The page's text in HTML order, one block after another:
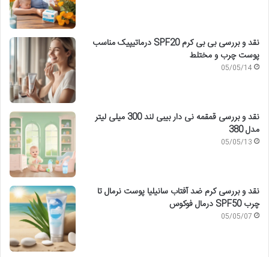
نقد و بررسی بی بی کرم SPF20 درماتیپیک مناسب
پوست چرب و مختلط
05/05/14
نقد و بررسی قمقمه نی دار بیبی لند 300 میلی لیتر
مدل 380
05/05/13
نقد و بررسی کرم ضد آفتاب سانیلیا پوست نرمال تا
چرب SPF50 درمال فوکوس
05/05/07